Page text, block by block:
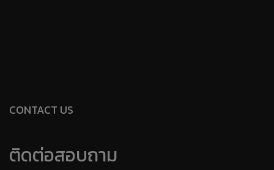
CONTACT US
ติดต่อสอบถาม